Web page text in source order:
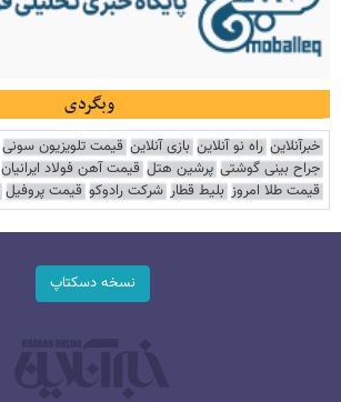
وبگردی
خبرآنلاین راه نو آنلاین بازی آنلاین قیمت تلویزیون سونی
جراح بینی گوشتی پرشین هتل قیمت آهن فولاد ایرانیان
قیمت طلا امروز بلیط قطار شرکت رادوکو قیمت پروفیل
نسخه دسکتاپ